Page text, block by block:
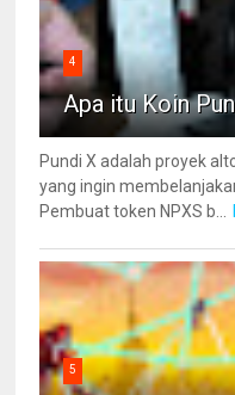
4
Apa itu Koin
Pundi X adalah proyek
yang ingin
Pembuat token NPXS b...
5